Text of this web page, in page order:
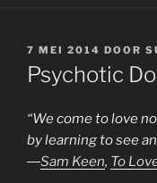
GEPLAATST
OP
7 MEI 2014 DOOR
Psychotic
“We come to love
by learning to see
―Sam Keen, To